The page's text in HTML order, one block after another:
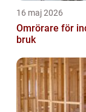
16 maj 2026
Omrörare för
bruk